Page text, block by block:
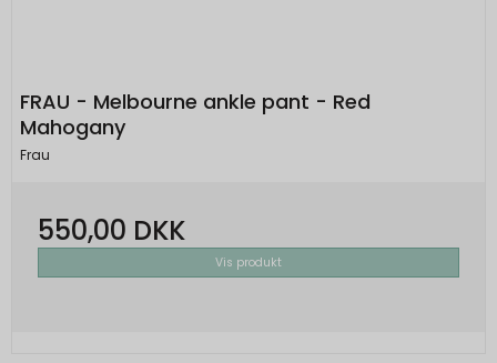
FRAU - Melbourne ankle pant - Red
Mahogany
Frau
550,00 DKK
Vis produkt